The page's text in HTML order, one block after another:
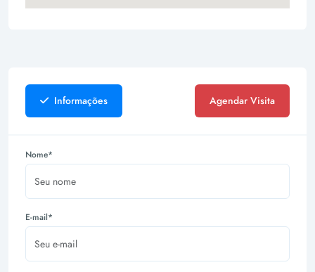
Informações Agendar Visita
Nome*
E-mail*